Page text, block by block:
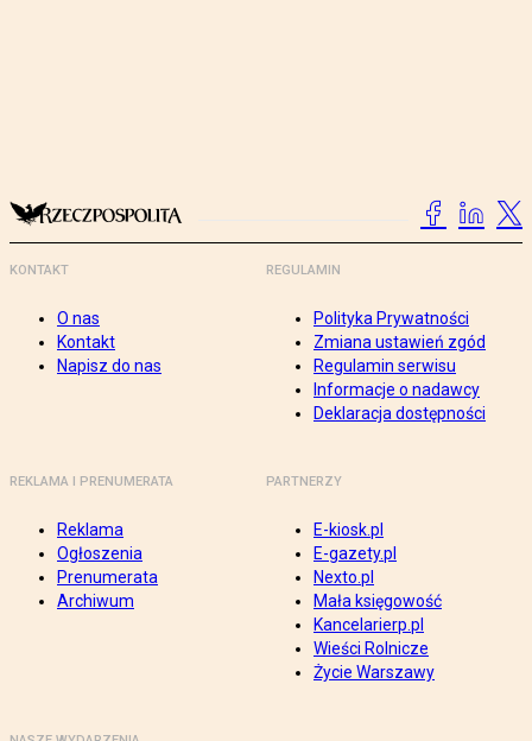
KONTAKT
O nas
Kontakt
Napisz do nas
REGULAMIN
Polityka Prywatności
Zmiana ustawień zgód
Regulamin serwisu
Informacje o nadawcy
Deklaracja dostępności
REKLAMA I PRENUMERATA
Reklama
Ogłoszenia
Prenumerata
Archiwum
PARTNERZY
E-kiosk.pl
E-gazety.pl
Nexto.pl
Mała księgowość
Kancelarierp.pl
Wieści Rolnicze
Życie Warszawy